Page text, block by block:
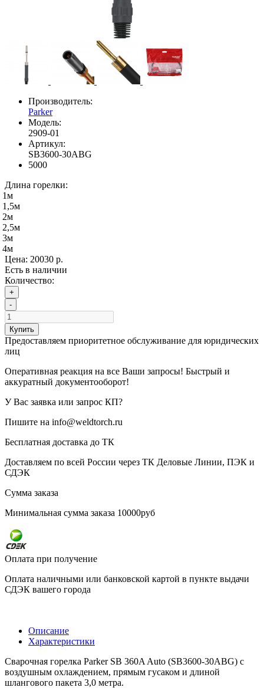
Производитель:
Parker
Модель:
2909-01
Артикул:
SB3600-30ABG
5000
Длина горелки:
1м
1,5м
2м
2,5м
3м
4м
Цена: 20030 р.
Есть в наличии
Количество:
+
-
Купить
Предоставляем приоритетное обслуживание для юридических
лиц
Оперативная реакция на все Ваши запросы! Быстрый и
аккуратный документооборот!
У Вас заявка или запрос КП?
Пишите на info@weldtorch.ru
Бесплатная доставка до ТК
Доставляем по всей России через ТК Деловые Линии, ПЭК и
СДЭК
Сумма заказа
Минимальная сумма заказа 10000руб
Оплата при получение
Оплата наличными или банковской картой в пункте выдачи
СДЭК вашего города
Описание
Характеристики
Сварочная горелка Parker SB 360A Auto (SB3600-30ABG) с
воздушным охлаждением, прямым гусаком и длиной
шлангового пакета 3,0 метра.